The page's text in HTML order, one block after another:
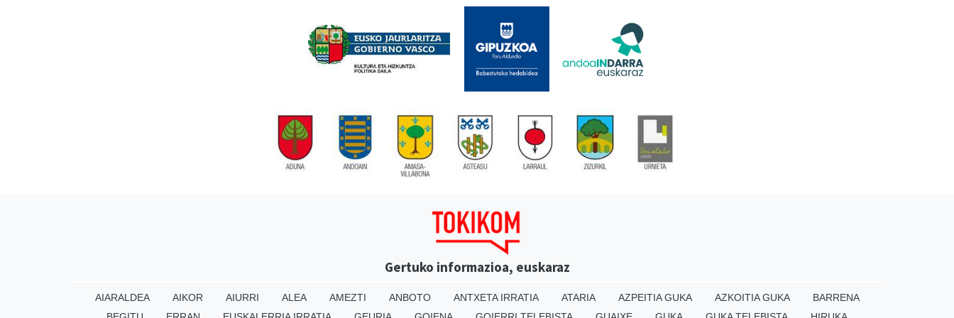
Gertuko informazioa, euskaraz
AIARALDEA AIKOR AIURRI ALEA AMEZTI ANBOTO ANTXETA IRRATIA ATARIA AZPEITIA GUKA AZKOITIA GUKA
BARRENA